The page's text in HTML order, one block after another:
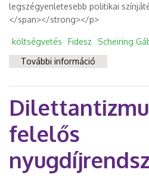
legszégyenletesebb politikai
</span></strong></p>
költségvetés Fidesz
Scheiring
További információ
tartalommal
felelős